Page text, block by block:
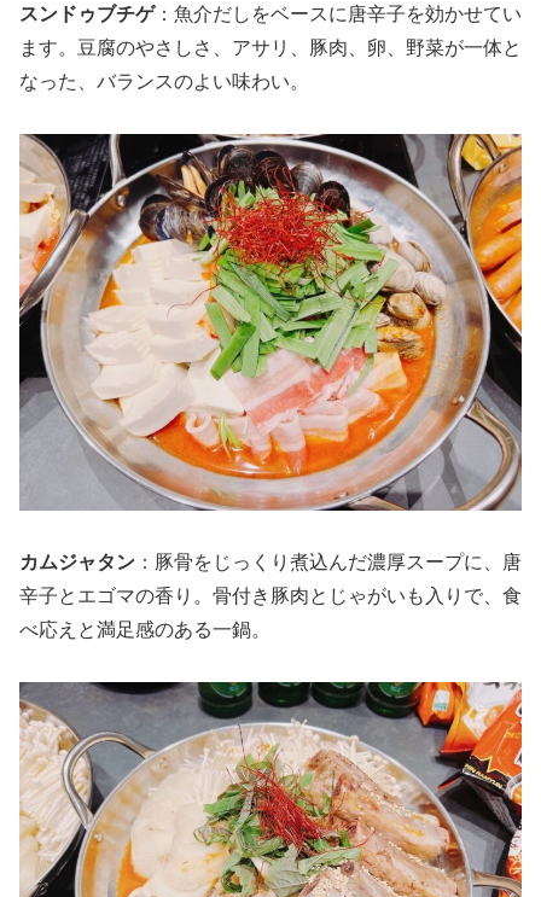
スンドゥブチゲ：魚介だしをベースに唐辛子を効かせてい
ます。豆腐のやさしさ、アサリ、豚肉、卵、野菜が一体と
なった、バランスのよい味わい。
カムジャタン ：豚骨をじっくり煮込んだ濃厚スープに、唐
辛子とエゴマの香り。骨付き豚肉とじゃがいも入りで、食
べ応えと満足感のある一鍋。